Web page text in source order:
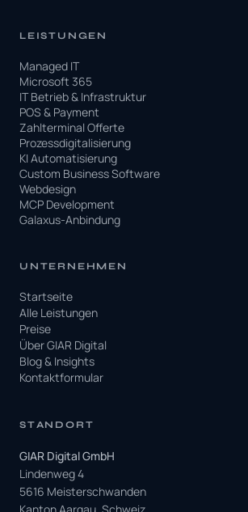
LEISTUNGEN
Managed IT
Microsoft 365
IT Betrieb & Infrastruktur
POS & Payment
Zahlterminal Offerte
Prozessdigitalisierung
KI Automatisierung
Custom Business Software
Webdesign
MCP Development
Galaxus-Anbindung
UNTERNEHMEN
Startseite
Alle Leistungen
Preise
Über GIAR Digital
Blog & Insights
Kontaktformular
STANDORT
GIAR Digital GmbH
Lindenweg 4
5616 Meisterschwanden
Kanton Aargau, Schweiz